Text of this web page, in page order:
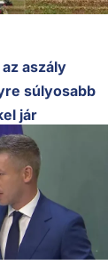
aszály
súlyosabb
jár